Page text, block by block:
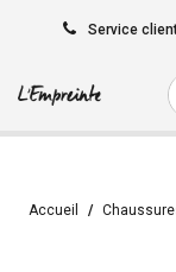
Service
Accueil